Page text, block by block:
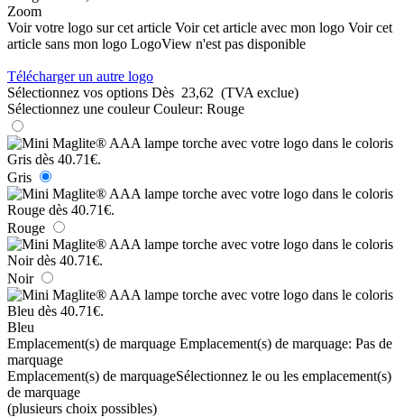
Zoom
Voir votre logo sur cet article Voir cet article avec mon logo Voir cet
article sans mon logo LogoView n'est pas disponible
Télécharger un autre logo
Sélectionnez vos options Dès 23,62 (TVA exclue)
Sélectionnez une couleur Couleur: Rouge
Gris
Rouge
Noir
Bleu
Emplacement(s) de marquage Emplacement(s) de marquage: Pas de
marquage
Emplacement(s) de marquageSélectionnez le ou les emplacement(s)
de marquage
(plusieurs choix possibles)